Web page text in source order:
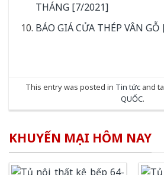
THÁNG [7/2021]
BÁO GIÁ CỬA THÉP VÂN
This entry was posted in Tin tứcand
QUỐC.
KHUYẾN MẠI HÔM NAY